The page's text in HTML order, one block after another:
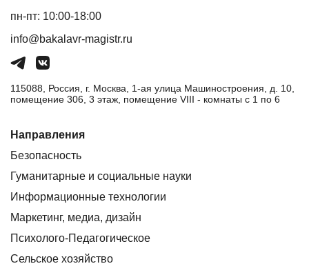
пн-пт: 10:00-18:00
info@bakalavr-magistr.ru
115088, Россия, г. Москва, 1-ая улица Машиностроения, д. 10,
помещение 306, 3 этаж, помещение VIII - комнаты с 1 по 6
Направления
Безопасность
Гуманитарные и социальные науки
Информационные технологии
Маркетинг, медиа, дизайн
Психолого-Педагогическое
Сельское хозяйство